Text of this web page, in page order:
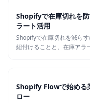
Shopifyで在庫切れを
ラート活用
Shopifyで在庫切れを減ら
紐付けることと、在庫アラ
Shopify Flowで始める
ロー